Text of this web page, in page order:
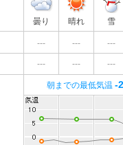
曇り 晴れ 雪
--- --- ---
--- --- ---
朝までの最低気温 -